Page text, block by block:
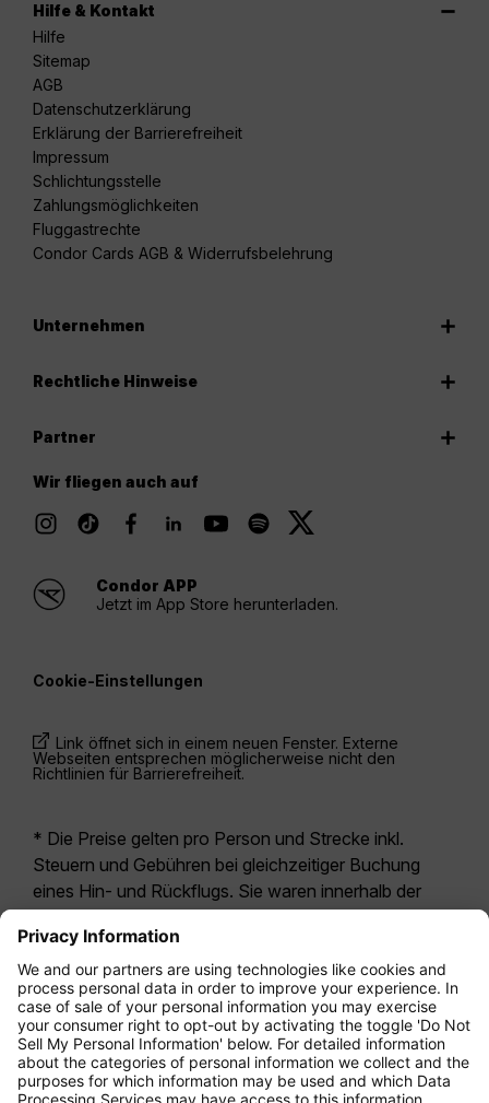
Hilfe & Kontakt
Hilfe
Sitemap
AGB
Datenschutzerklärung
Erklärung der Barrierefreiheit
Impressum
Schlichtungsstelle
Zahlungsmöglichkeiten
Fluggastrechte
Condor Cards AGB & Widerrufsbelehrung
Unternehmen
Rechtliche Hinweise
Partner
Wir fliegen auch auf
Condor APP
Jetzt im App Store herunterladen.
Cookie-Einstellungen
Link öffnet sich in einem neuen Fenster. Externe
Webseiten entsprechen möglicherweise nicht den
Richtlinien für Barrierefreiheit.
* Die Preise gelten pro Person und Strecke inkl.
Steuern und Gebühren bei gleichzeitiger Buchung
eines Hin- und Rückflugs. Sie waren innerhalb der
möglicherweise nicht mehr aktuell. Bei den für die
Economy Class angegebenen Tarifen handelt es
sich i.d.R. um Economy Zero, unsere restriktivste
Tarifoption. Es können hierfür zusätzliche Gebühren
fürAufgabegepäckoder für andere optionale
Leistungen anfallen. Es gelten dieAllgemeinen